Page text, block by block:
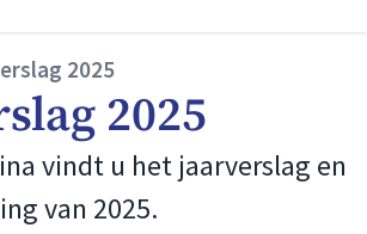
2025
2025
vindt u het jaarverslag en
van 2025.